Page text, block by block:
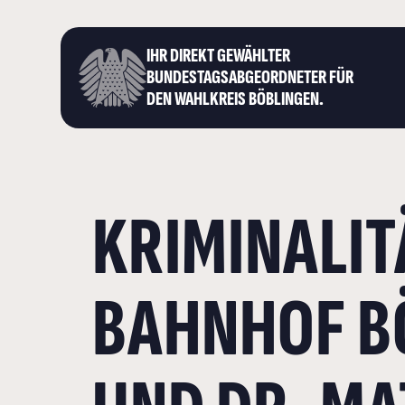
IHR DIREKT GEWÄHLTER
BUNDESTAGS­ABGEORDNETER FÜR
DEN WAHLKREIS BÖBLINGEN.
BAHNHOF